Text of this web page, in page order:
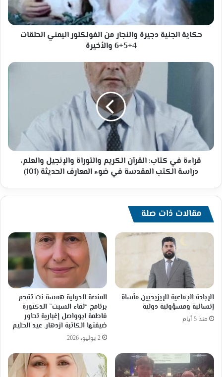
اليمني
4+5+6
والأخيرة
حكاية الجنية دجيرة والنجار من الفولكلور اليمني الحلقات
4+5+6 والأخيرة
قراءة
والإنجيل
والعلم،
دراسة
الكتب
المقدسة
ضوء
الحديثة
(101)
قراءة في كتاب: القرآن الكريم والتوراة والإنجيل والعلم،
دراسة الكتب المقدسة في ضوء المعارف الحديثة (101)
مقالات ذات صلة
الإبادة الجماعية للإيزيديين مأساة
إنسانية ومسؤولية دولية
منذ 5 أيام
المنصة الدولية همسة نت تقدم
برنامج “لقاء السبت” الدكتورة
فاطمة ابوواصل إغبارية تحاور
ضيفتها الكاتبة ازدهار. عيد الحليم
2 يوليو، 2026